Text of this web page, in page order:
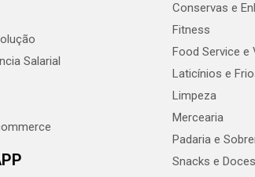
Salarial
Conservas e
Fitness
Food Service e
Laticínios e
Limpeza
Mercearia
Padaria e
Snacks e Doces